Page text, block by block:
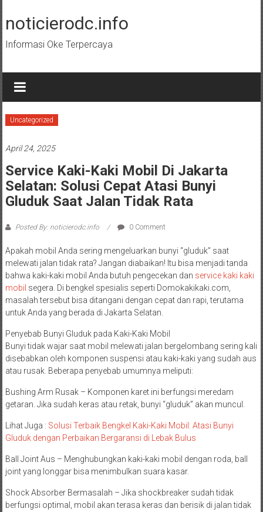
content
noticierodc.info
Informasi Oke Terpercaya
Uncategorized
April 24, 2025
Service Kaki-Kaki Mobil Di Jakarta
Selatan: Solusi Cepat Atasi Bunyi
Gluduk Saat Jalan Tidak Rata
Posted By: noticierodc.info 0 Comment
Apakah mobil Anda sering mengeluarkan bunyi “gluduk” saat
melewati jalan tidak rata? Jangan diabaikan! Itu bisa menjadi tanda
bahwa kaki-kaki mobil Anda butuh pengecekan dan service kaki kaki
mobil segera. Di bengkel spesialis seperti Domokakikaki.com,
masalah tersebut bisa ditangani dengan cepat dan rapi, terutama
untuk Anda yang berada di Jakarta Selatan.
Penyebab Bunyi Gluduk pada Kaki-Kaki Mobil
Bunyi tidak wajar saat mobil melewati jalan bergelombang sering kali
disebabkan oleh komponen suspensi atau kaki-kaki yang sudah aus
atau rusak. Beberapa penyebab umumnya meliputi:
Bushing Arm Rusak – Komponen karet ini berfungsi meredam
getaran. Jika sudah keras atau retak, bunyi “gluduk” akan muncul.
Lihat Juga : Solusi Terbaik Bengkel Kaki-Kaki Mobil: Atasi Bunyi
Gluduk dengan Perbaikan Bergaransi di Lebak Bulus
Ball Joint Aus – Menghubungkan kaki-kaki mobil dengan roda, ball
joint yang longgar bisa menimbulkan suara kasar.
Shock Absorber Bermasalah – Jika shockbreaker sudah tidak
berfungsi optimal, mobil akan terasa keras dan berisik di jalan tidak